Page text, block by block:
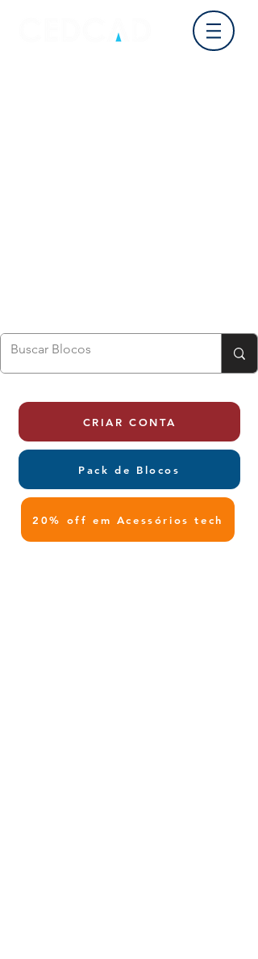
CRIAR CONTA
Pack de Blocos
20% off em Acessórios tech